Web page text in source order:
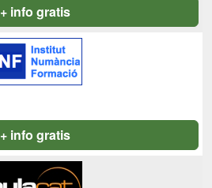
+ info gratis
+ info gratis